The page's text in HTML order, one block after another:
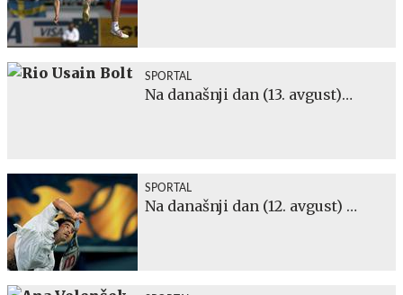
SPORTAL
Na današnji dan (13. avgust)…
SPORTAL
Na današnji dan (12. avgust) …